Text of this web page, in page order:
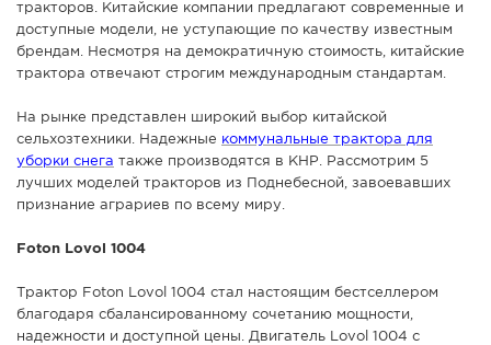
СПРАВКА
КАМЕРЫ
КОНКУРСЫ
СТАТЬИ
ПРЕДЛОЖИТЬ НОВОСТЬ
тракторов. Китайские компании предлагают современные и
доступные модели, не уступающие по качеству известным
брендам. Несмотря на демократичную стоимость, китайские
трактора отвечают строгим международным стандартам.
На рынке представлен широкий выбор китайской
сельхозтехники. Надежные коммунальные трактора для
уборки снега также производятся в КНР. Рассмотрим 5
лучших моделей тракторов из Поднебесной, завоевавших
признание аграриев по всему миру.
Foton Lovol 1004
Трактор Foton Lovol 1004 стал настоящим бестселлером
благодаря сбалансированному сочетанию мощности,
надежности и доступной цены. Двигатель Lovol 1004 с